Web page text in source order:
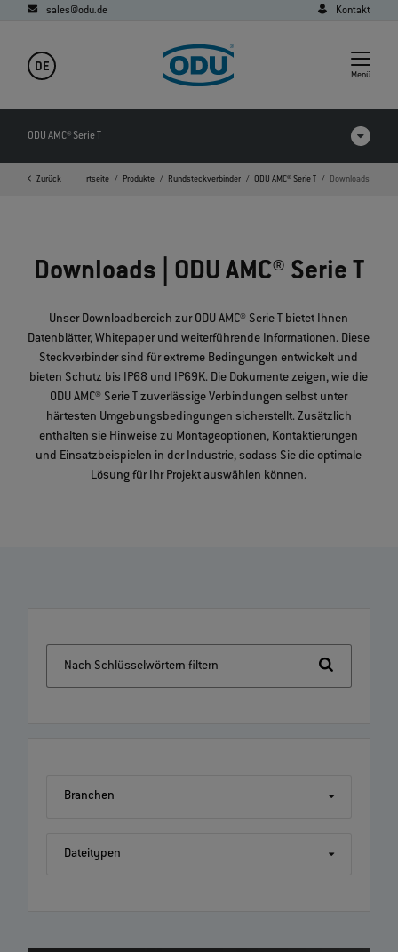
sales@odu.de Kontakt
DE
Menü
ODU AMC® Serie T
Produkte im Vergleich
Downloads
Zurück Startseite Produkte Rundsteckverbinder ODU AMC® Serie T Downloads
Downloads | ODU AMC® Serie T
Unser Downloadbereich zur ODU AMC® Serie T bietet Ihnen
Datenblätter, Whitepaper und weiterführende Informationen. Diese
Steckverbinder sind für extreme Bedingungen entwickelt und
bieten Schutz bis IP68 und IP69K. Die Dokumente zeigen, wie die
ODU AMC® Serie T zuverlässige Verbindungen selbst unter
härtesten Umgebungsbedingungen sicherstellt. Zusätzlich
enthalten sie Hinweise zu Montageoptionen, Kontaktierungen
und Einsatzbeispielen in der Industrie, sodass Sie die optimale
Lösung für Ihr Projekt auswählen können.
Nach Schlüsselwörtern filtern
Branchen
Dateitypen